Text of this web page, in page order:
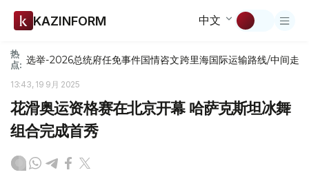
KAZINFORM 中文
热
点: 选举-2026总统府任免事件国情咨文跨里海国际运输路线/中间走廊
13:43, 19 9月 2025
花滑奥运资格赛在北京开幕 哈萨克斯坦冰舞
组合完成首秀